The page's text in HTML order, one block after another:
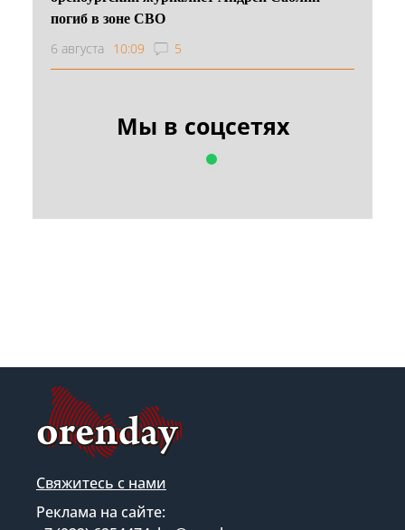
погиб в зоне СВО
6 августа 10:09 5
Мы в соцсетях
Свяжитесь с нами